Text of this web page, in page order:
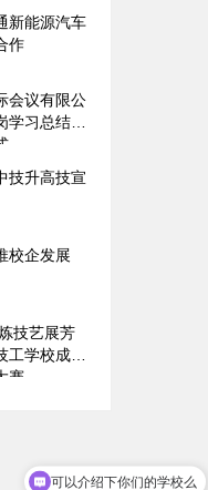
新能源汽车
作
会议有限公
习总结会
技升高技宣
校企发展
技艺展芳
学校成功
赛
可以介绍下你们的学校么